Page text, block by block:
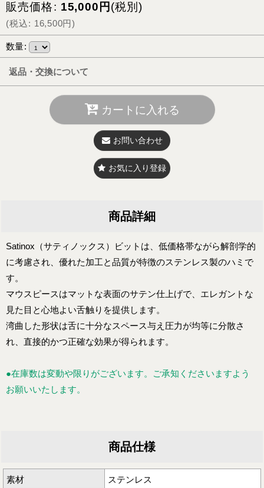
販売価格: 15,000 円 (税別)
(税込: 16,500円)
数量:
返品・交換について
カートに入れる
お問い合わせ
お気に入り登録
商品詳細
Satinox（サティノックス）ビットは、低価格帯ながら解剖学的
に考慮され、優れた加工と品質が特徴のステンレス製のハミで
す。
マウスピースはマットな表面のサテン仕上げで、エレガントな
見た目と心地よい舌触りを提供します。
湾曲した形状は舌に十分なスペース与え圧力が均等に分散さ
れ、直接的かつ正確な効果が得られます。
●在庫数は変動や限りがございます。ご承知くださいますよう
お願いいたします。
商品仕様
素材 ステンレス